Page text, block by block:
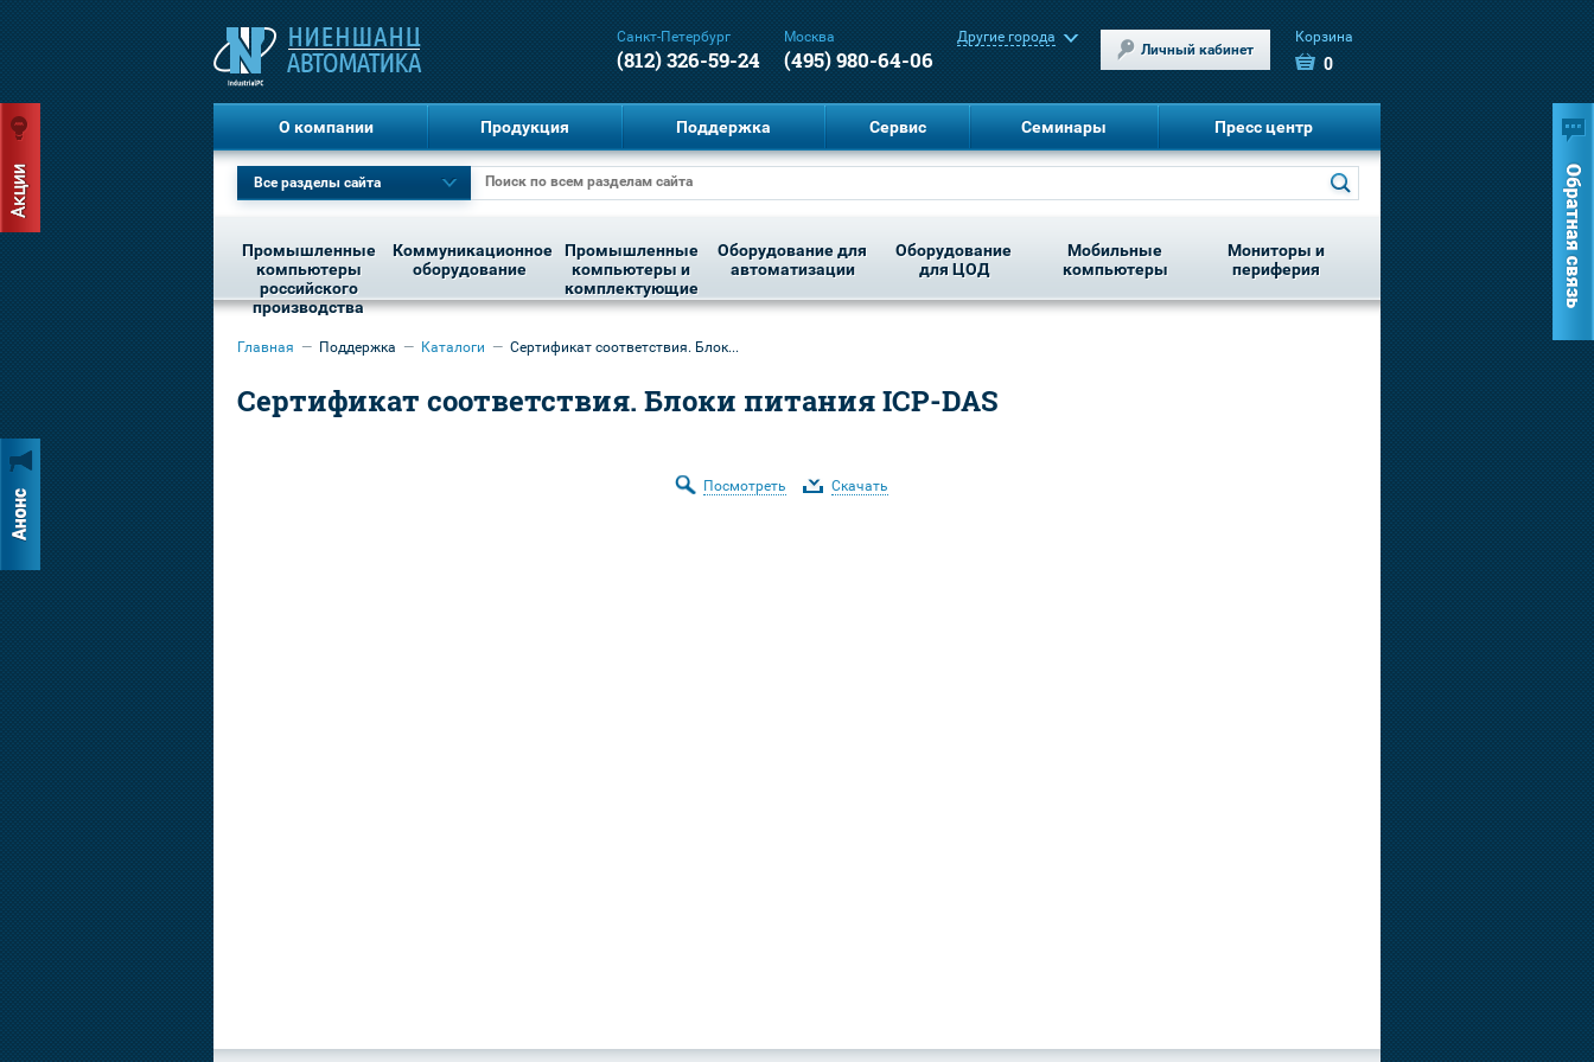
Санкт-Петербург
(812) 326-59-24
Москва
(495) 980-64-06
Другие города
Личный кабинет
Корзина
0
О компании Продукция Поддержка Сервис Семинары Пресс центр
Все разделы сайта
Промышленные
компьютеры
российского
производства
Коммуникационное
оборудование
Промышленные
компьютеры и
комплектующие
Оборудование для
автоматизации
Оборудование
для ЦОД
Мобильные
компьютеры
Мониторы и
периферия
Главная — Поддержка — Каталоги — Сертификат соответствия. Блок...
Сертификат соответствия. Блоки питания ICP-DAS
Посмотреть Скачать